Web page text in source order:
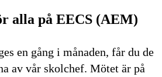
alla på EECS (AEM)
en gång i månaden, får du de
av vår skolchef. Mötet är på